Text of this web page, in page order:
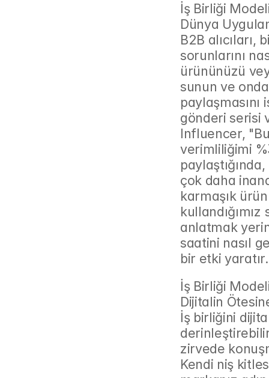
İş Birliği
Dünya
B2B alıcıları,
sorunlarını
ürününüzü
sunun ve
gönderi serisi
Influencer,
verimliliğimi
çok daha
karmaşık
anlatmak
saatini nasıl
bir etki yaratır.
İş Birliği
Dijitalin
İş birliğini
zirvede
Kendi niş